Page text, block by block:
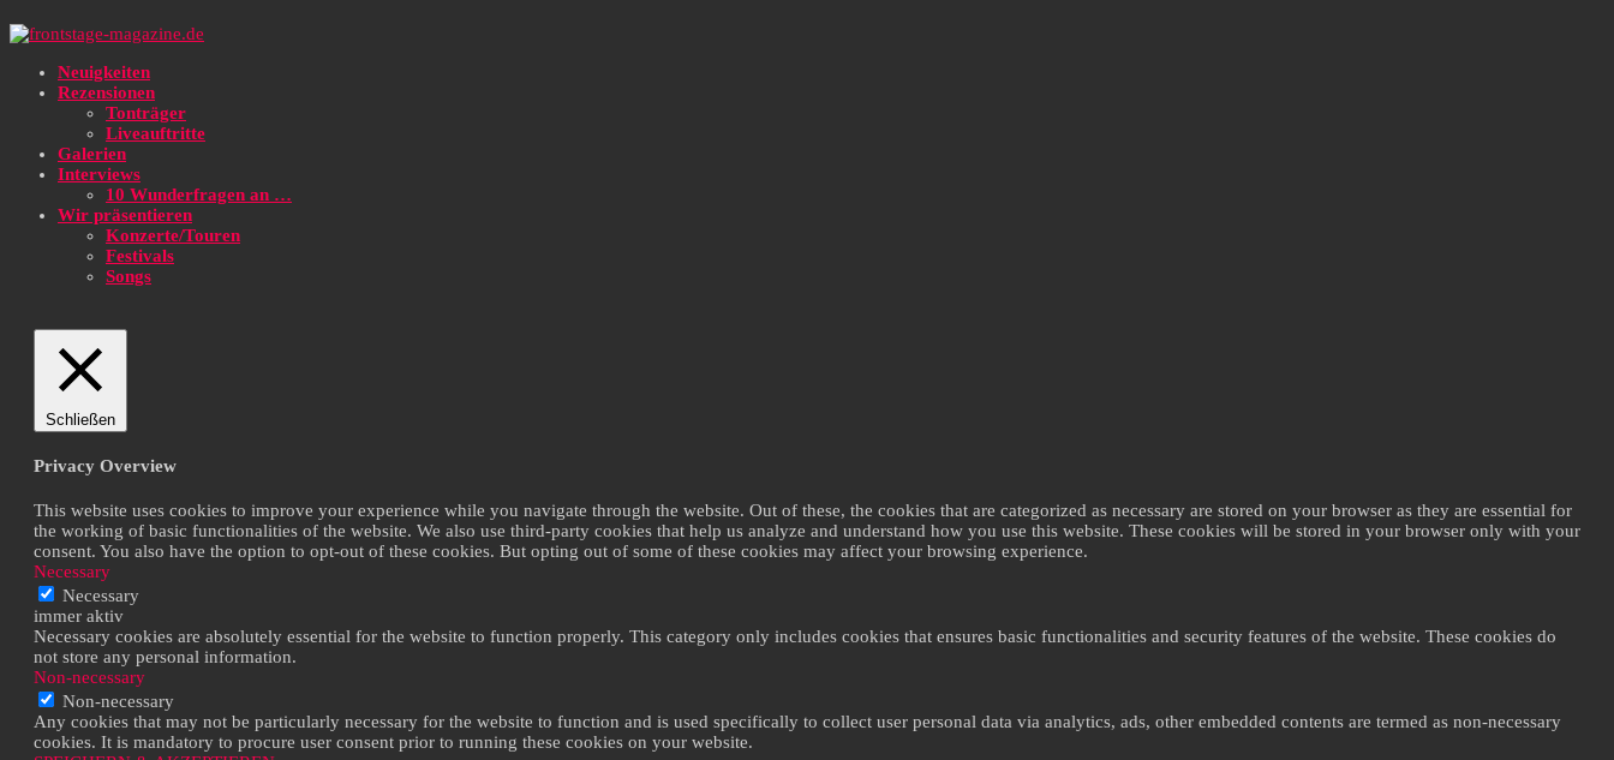
Neuigkeiten
Rezensionen
Tonträger
Liveauftritte
Galerien
Interviews
10 Wunderfragen an …
Wir präsentieren
Konzerte/Touren
Festivals
Songs
Schließen
Privacy Overview
This website uses cookies to improve your experience while you navigate through the website. Out of these, the cookies that are categorized as necessary are stored on your browser as they are essential for
the working of basic functionalities of the website. We also use third-party cookies that help us analyze and understand how you use this website. These cookies will be stored in your browser only with your
consent. You also have the option to opt-out of these cookies. But opting out of some of these cookies may affect your browsing experience.
Necessary
Necessary
immer aktiv
Necessary cookies are absolutely essential for the website to function properly. This category only includes cookies that ensures basic functionalities and security features of the website. These cookies do
not store any personal information.
Non-necessary
Non-necessary
Any cookies that may not be particularly necessary for the website to function and is used specifically to collect user personal data via analytics, ads, other embedded contents are termed as non-necessary
cookies. It is mandatory to procure user consent prior to running these cookies on your website.